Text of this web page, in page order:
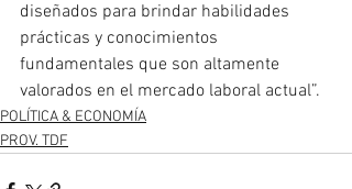
diseñados para brindar habilidades
prácticas y conocimientos
fundamentales que son altamente
valorados en el mercado laboral actual”.
POLÍTICA & ECONOMÍA
PROV. TDF